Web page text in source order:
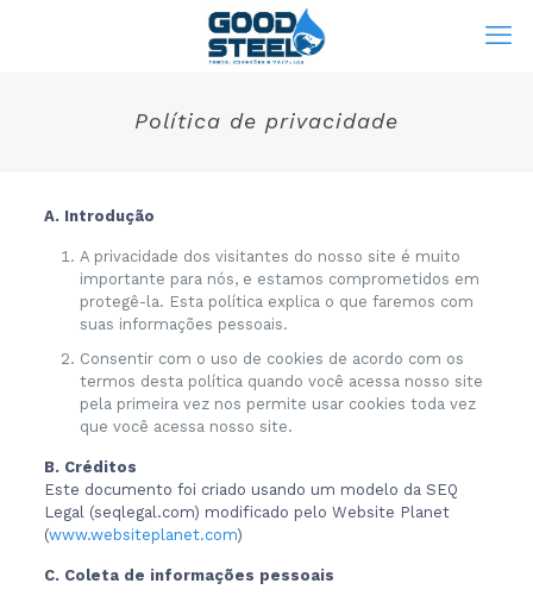
Política de privacidade
A. Introdução
A privacidade dos visitantes do nosso site é muito
importante para nós, e estamos comprometidos em
protegê-la. Esta política explica o que faremos com
suas informações pessoais.
Consentir com o uso de cookies de acordo com os
termos desta política quando você acessa nosso site
pela primeira vez nos permite usar cookies toda vez
que você acessa nosso site.
B. Créditos
Este documento foi criado usando um modelo da SEQ
Legal (seqlegal.com) modificado pelo Website Planet
(www.websiteplanet.com)
C. Coleta de informações pessoais